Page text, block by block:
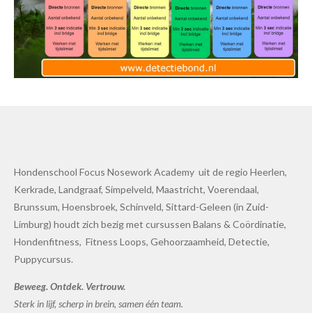
Hondenschool Focus Nosework Academy uit de regio Heerlen,
Kerkrade, Landgraaf, Simpelveld, Maastricht, Voerendaal,
Brunssum, Hoensbroek, Schinveld, Sittard-Geleen (in Zuid-
Limburg) houdt zich bezig met cursussen Balans & Coördinatie,
Hondenfitness, Fitness Loops, Gehoorzaamheid, Detectie,
Puppycursus.
Beweeg. Ontdek. Vertrouw.
Sterk in lijf, scherp in brein, samen één team.